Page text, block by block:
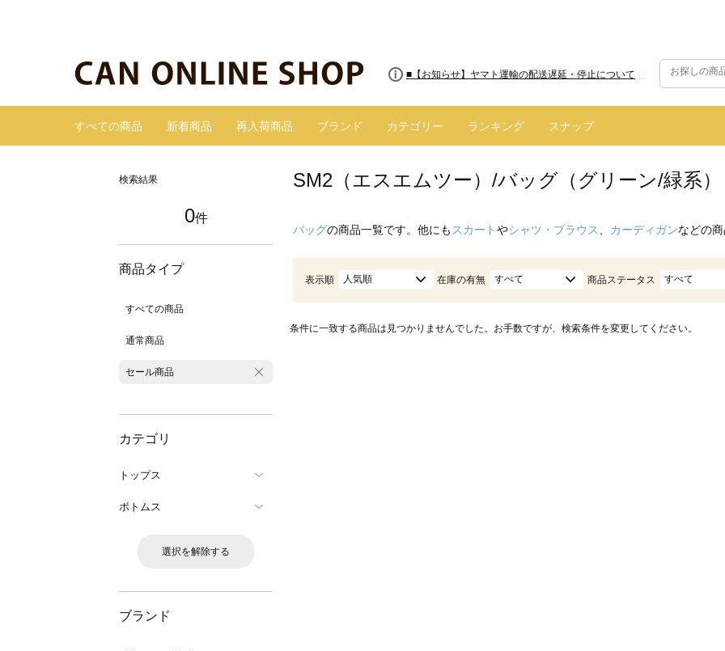
■8/13(木)AM2:00～サイトメンテナンス実施のお知らせ
■【お知らせ】ヤマト運輸の配送遅延・停止について
すべての商品 新着商品 再入荷商品 ブランド カテゴリー ランキング スナップ
検索結果
0件
商品タイプ
すべての商品
通常商品
セール商品
カテゴリ
トップス
ボトムス
選択を解除する
ブランド
SM2（エスエムツー）/バッグ（グリーン/緑系）
バッグの商品一覧です。他にも スカートやシャツ・ブラウス カーディガンなどの
表示順 人気順 在庫の有無 すべて 商品ステータス すべて
条件に一致する商品は見つかりませんでした。お手数ですが、検索条件を変更してください。